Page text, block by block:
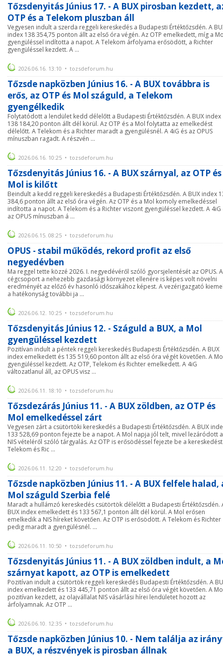
Tőzsdenyitás Június 17. - A BUX pirosban kezdett,
OTP és a Telekom pluszban áll
Vegyesen indult a szerda reggeli kereskedés a Budapesti Értéktőzsdén. A
index 138 354,75 ponton állt az első óra végén. Az OTP emelkedett, míg a
gyengüléssel indította a napot. A Telekom árfolyama erősödött, a Richter
gyengüléssel kezdett. A ...
2026.06.16. 13:10 • tozsdeforum.hu
Tőzsde napközben Június 16. - A BUX továbbra is
erős, az OTP és Mol száguld, a Telekom
gyengélkedik
Folytatódott a lendület kedd délelőtt a Budapesti Értéktőzsdén. A BUX index
138 184,20 ponton állt dél körül. Az OTP és a Mol folytatta az emelkedést
délelőtt. A Telekom és a Richter maradt a gyengülésnél. A 4iG és az OPUS
mínuszban ragadt. A részvén ...
2026.06.16. 10:25 • tozsdeforum.hu
Tőzsdenyitás Június 16. - A BUX szárnyal, az OTP
Mol is kilőtt
Beindult a kedd reggeli kereskedés a Budapesti Értéktőzsdén. A BUX index
384,6 ponton állt az első óra végén. Az OTP és a Mol komoly emelkedéssel
indította a napot. A Telekom és a Richter viszont gyengüléssel kezdett. A 4iG
az OPUS mínuszban á ...
2026.06.15. 08:25 • tozsdeforum.hu
OPUS - stabil működés, rekord profit az első
negyedévben
Ma reggel tette közzé 2026. I. negyedévéről szóló gyorsjelentését az OPUS. A
cégcsoport a nehezebb gazdasági környezet ellenére is képes volt növelni
eredményét az előző év hasonló időszakához képest. A vezérigazgató
a hatékonyság további ja ...
2026.06.12. 10:25 • tozsdeforum.hu
Tőzsdenyitás Június 12. - Száguld a BUX, a Mol
gyengüléssel kezdett
Pozitívan indult a péntek reggeli kereskedés Budapesti Értéktőzsdén. A BUX
index emelkedett és 135 519,60 ponton állt az első óra végét követően. A
gyengüléssel kezdett. Az OTP, Telekom és Richter emelkedett. A 4iG
változatlanul áll, az OPUS visz ...
2026.06.11. 18:10 • tozsdeforum.hu
Tőzsdezárás Június 11. - A BUX zöldben, az OTP és
Mol emelkedéssel zárt
Vegyesen zárt a csütörtöki kereskedés a Budapesti Értéktőzsdén. A BUX
133 528,69 ponton fejezte be a napot. A Mol napja jól telt, mivel lezáródott a
NIS vételéről szóló tárgyalás. Az OTP is erősödéssel fejezte be a
Telekom és Ric ...
2026.06.11. 12:20 • tozsdeforum.hu
Tőzsde napközben Június 11. - A BUX felfele halad,
Mol száguld Szerbia felé
Maradt a hullámzó kereskedés csütörtök délelőtt a Budapesti Értéktőzsdén.
BUX index emelkedett és 133 567,1 ponton állt dél körül. A Mol erősen
emelkedik a NIS híreket követően. Az OTP is erősödött. A Telekom és Richter
pedig maradt a gyengülésnél. ...
2026.06.11. 10:50 • tozsdeforum.hu
Tőzsdenyitás Június 11. - A BUX zöldben indult, a
szárnyat kapott, az OTP is emelkedett
Pozitívan indult a csütörtök reggeli kereskedés Budapesti Értéktőzsdén. A
index emelkedett és 133 445,71 ponton állt az első óra végét követően. A
pozitívan kezdett, az olajvállalat NIS vásárlási hírei lendületet hozott az
árfolyamnak. Az OTP ...
2026.06.10. 12:35 • tozsdeforum.hu
Tőzsde napközben Június 10. - Nem találja az
a BUX, a részvények is pirosban állnak